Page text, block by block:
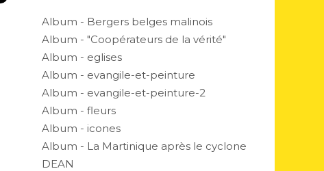
Album - Bergers belges malinois
Album - "Coopérateurs de la vérité"
Album - eglises
Album - evangile-et-peinture
Album - evangile-et-peinture-2
Album - fleurs
Album - icones
Album - La Martinique après le cyclone
DEAN